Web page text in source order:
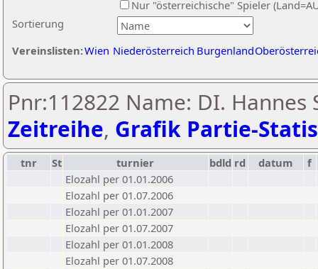
Sortierung
Nur "österreichische" Spieler
Vereinslisten:Wien Niederösterreich Burgenland
Pnr:112822 Name: DI. Hannes
Zeitreihe, Grafik Partie-
tnr St turnier bdld rd datum
f
Elozahl per 01.01.2006
Elozahl per 01.07.2006
Elozahl per 01.01.2007
Elozahl per 01.07.2007
Elozahl per 01.01.2008
Elozahl per 01.07.2008